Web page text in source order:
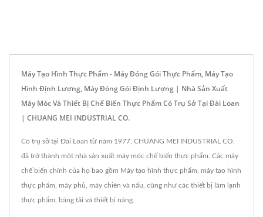
Máy Tạo Hình Thực Phẩm - Máy Đóng Gói Thực Phẩm, Máy Tạo
Hình Định Lượng, Máy Đóng Gói Định Lượng | Nhà Sản Xuất
Máy Móc Và Thiết Bị Chế Biến Thực Phẩm Có Trụ Sở Tại Đài Loan
| CHUANG MEI INDUSTRIAL CO.
Có trụ sở tại Đài Loan từ năm 1977, CHUANG MEI INDUSTRIAL CO.
đã trở thành một nhà sản xuất máy móc chế biến thực phẩm. Các máy
chế biến chính của họ bao gồm Máy tạo hình thực phẩm, máy tạo hình
thực phẩm, máy phủ, máy chiên và nấu, cũng như các thiết bị làm lạnh
thực phẩm, băng tải và thiết bị nâng.